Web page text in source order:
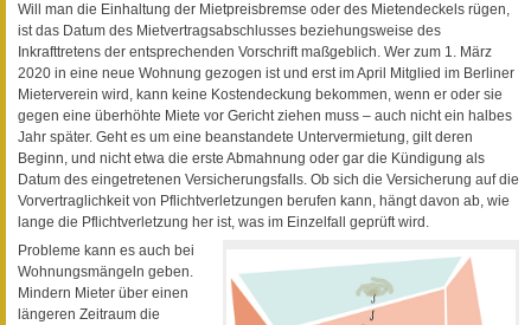
Will man die Einhaltung der Mietpreisbremse oder des Mietendeckels rügen,
ist das Datum des Mietvertragsabschlusses beziehungsweise des
Inkrafttretens der entsprechenden Vorschrift maßgeblich. Wer zum 1. März
2020 in eine neue Wohnung gezogen ist und erst im April Mitglied im Berliner
Mieterverein wird, kann keine Kostendeckung bekommen, wenn er oder sie
gegen eine überhöhte Miete vor Gericht ziehen muss – auch nicht ein halbes
Jahr später. Geht es um eine beanstandete Untervermietung, gilt deren
Beginn, und nicht etwa die erste Abmahnung oder gar die Kündigung als
Datum des eingetretenen Versicherungsfalls. Ob sich die Versicherung auf die
Vorvertraglichkeit von Pflichtverletzungen berufen kann, hängt davon ab, wie
lange die Pflichtverletzung her ist, was im Einzelfall geprüft wird.
Probleme kann es auch bei
Wohnungsmängeln geben.
Mindern Mieter über einen
längeren Zeitraum die